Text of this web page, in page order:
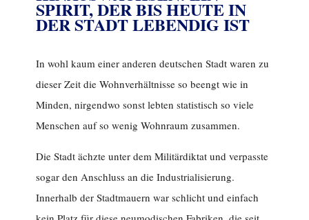
SPIRIT, DER BIS HEUTE IN
DER STADT LEBENDIG IST
In wohl kaum einer anderen deutschen Stadt waren zu
dieser Zeit die Wohnverhältnisse so beengt wie in
Minden, nirgendwo sonst lebten statistisch so viele
Menschen auf so wenig Wohnraum zusammen.
Die Stadt ächzte unter dem Militärdiktat und verpasste
sogar den Anschluss an die Industrialisierung.
Innerhalb der Stadtmauern war schlicht und einfach